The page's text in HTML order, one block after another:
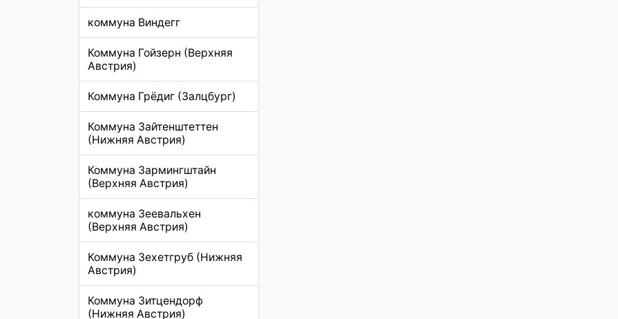
коммуна Виндегг
Коммуна Гойзерн (Верхняя
Австрия)
Коммуна Грёдиг (Залцбург)
Коммуна Зайтенштеттен
(Нижняя Австрия)
Коммуна Зармингштайн
(Верхняя Австрия)
коммуна Зеевальхен
(Верхняя Австрия)
Коммуна Зехетгруб (Нижняя
Австрия)
Коммуна Зитцендорф
(Нижняя Австрия)